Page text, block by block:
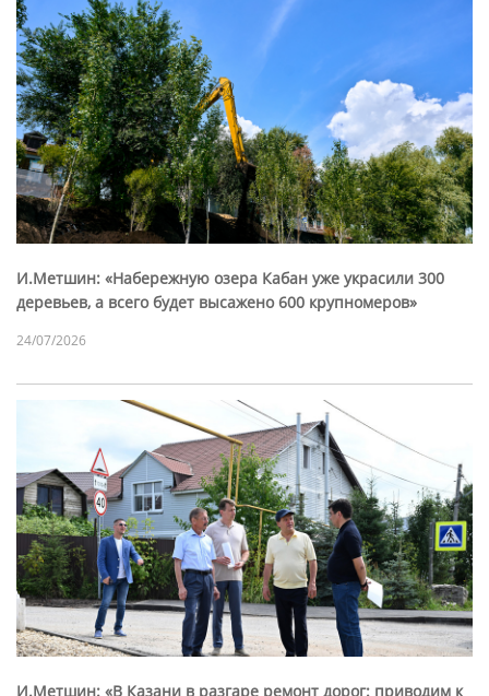
И.Метшин: «Набережную озера Кабан уже украсили 300
деревьев, а всего будет высажено 600 крупномеров»
24/07/2026
И.Метшин: «В Казани в разгаре ремонт дорог: приводим к